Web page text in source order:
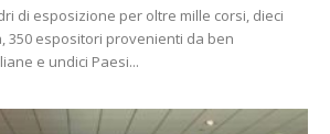
di esposizione per oltre mille corsi, dieci
350 espositori provenienti da ben
e undici Paesi...